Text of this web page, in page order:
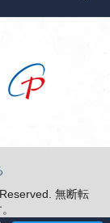
無断転